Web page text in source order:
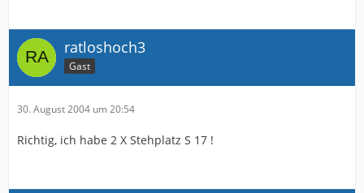
ratloshoch3
Gast
30. August 2004 um 20:54
Richtig, ich habe 2 X Stehplatz S 17 !